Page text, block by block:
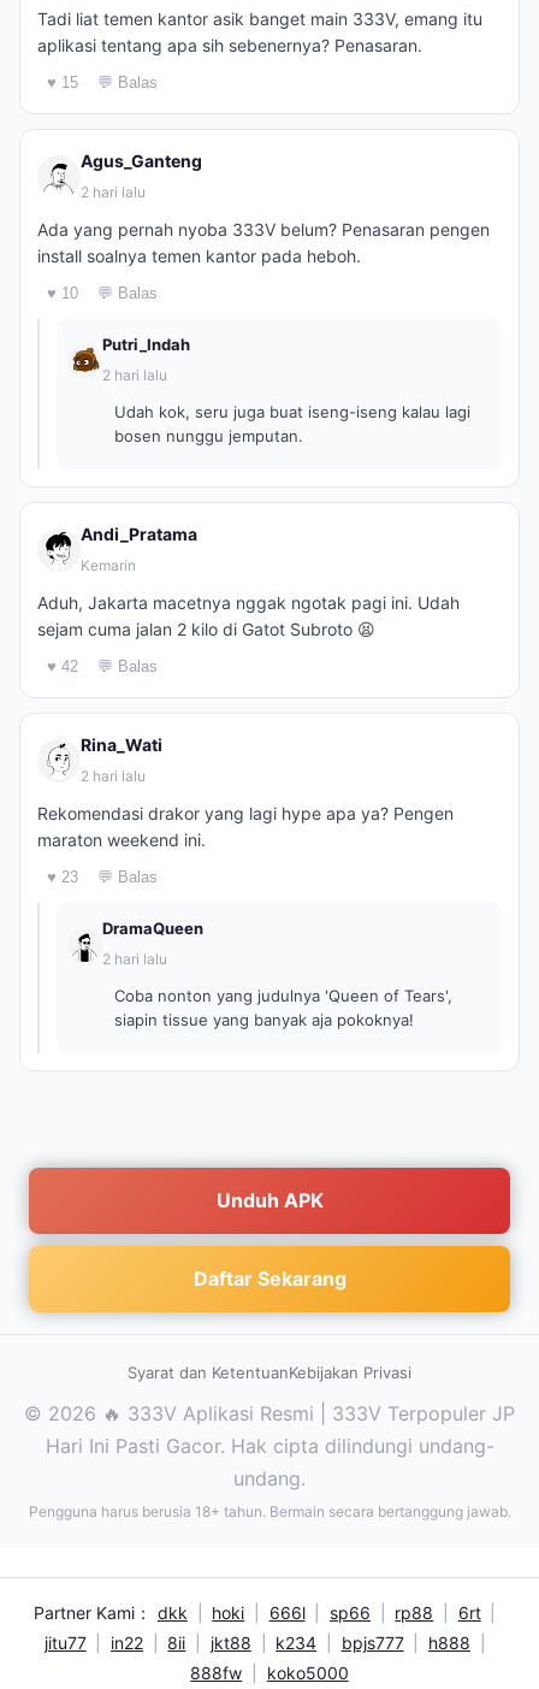
Tadi liat temen kantor asik banget main 333V, emang itu
aplikasi tentang apa sih sebenernya? Penasaran.
♥ 15 💬 Balas
Agus_Ganteng
2 hari lalu
Ada yang pernah nyoba 333V belum? Penasaran pengen
install soalnya temen kantor pada heboh.
♥ 10 💬 Balas
Putri_Indah
2 hari lalu
Udah kok, seru juga buat iseng-iseng kalau lagi
bosen nunggu jemputan.
Andi_Pratama
Kemarin
Aduh, Jakarta macetnya nggak ngotak pagi ini. Udah
sejam cuma jalan 2 kilo di Gatot Subroto 😫
♥ 42 💬 Balas
Rina_Wati
2 hari lalu
Rekomendasi drakor yang lagi hype apa ya? Pengen
maraton weekend ini.
♥ 23 💬 Balas
DramaQueen
2 hari lalu
Coba nonton yang judulnya 'Queen of Tears',
siapin tissue yang banyak aja pokoknya!
Unduh APK
Daftar Sekarang
Syarat dan KetentuanKebijakan Privasi
© 2026 🔥 333V Aplikasi Resmi | 333V Terpopuler JP
Hari Ini Pasti Gacor. Hak cipta dilindungi undang-
undang.
Pengguna harus berusia 18+ tahun. Bermain secara bertanggung jawab.
Partner Kami： dkk hoki 666l sp66 rp88 6rt
jitu77
in22 8ii jkt88 k234 bpjs777 h888
888fw
koko5000